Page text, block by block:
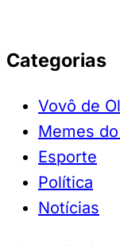
Categorias
Vovô de
Memes
Esporte
Política
Notícias